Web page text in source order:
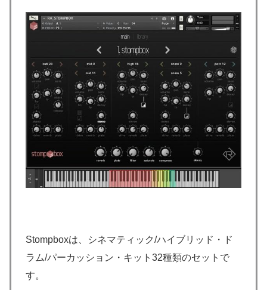
Stompboxは、シネマティック/ハイブリッド・ド
ラム/パーカッション・キット32種類のセットで
す。